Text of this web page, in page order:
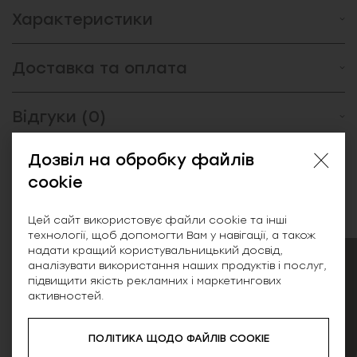
Характеристики
Доставка та оплата
Відгуки (0)
Схожі товари
SALE
Дозвіл на обробку файлів
cookie
Цей сайт використовує файли cookie та інші
технології, щоб допомогти Вам у навігації, а також
надати кращий користувальницький досвід,
аналізувати використання наших продуктів і послуг,
підвищити якість рекламних і маркетингових
активностей.
ПОЛІТИКА ЩОДО ФАЙЛІВ COOKIE